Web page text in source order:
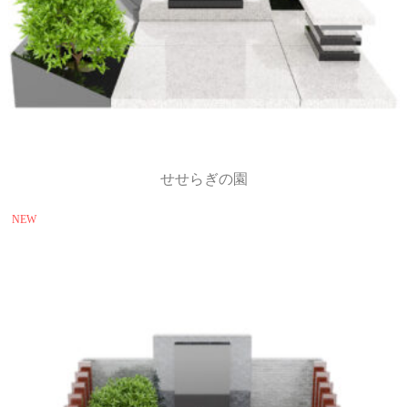
せせらぎの園
NEW